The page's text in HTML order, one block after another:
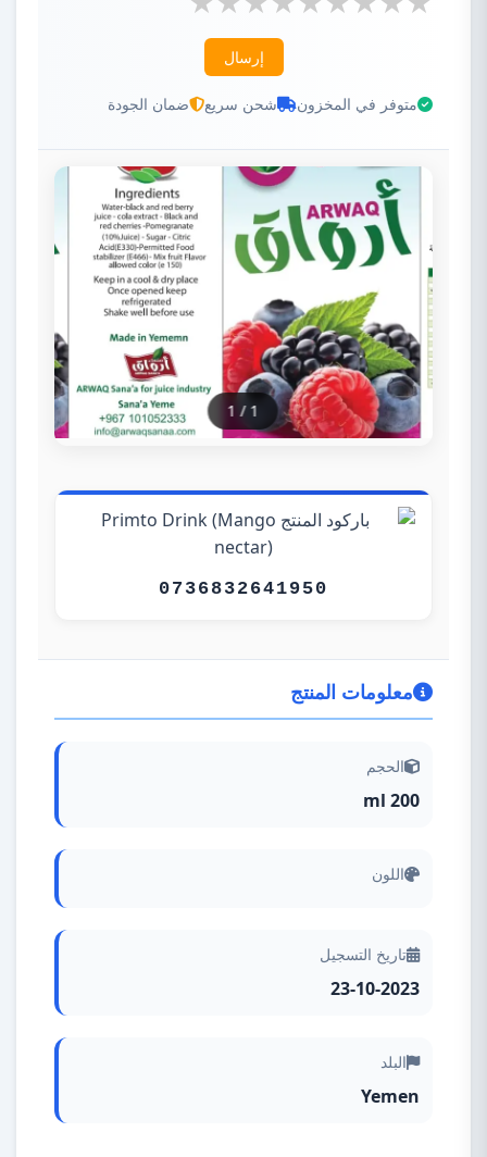
إرسال
متوفر في المخزون شحن سريع ضمان الجودة
معلومات المنتج
الحجم
200 ml
اللون
تاريخ التسجيل
23-10-2023
البلد
Yemen
1
/
1
0736832641950